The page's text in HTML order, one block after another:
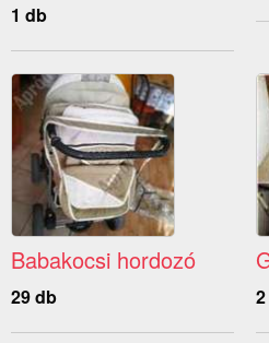
1 db
Babakocsi hordozó
29 db